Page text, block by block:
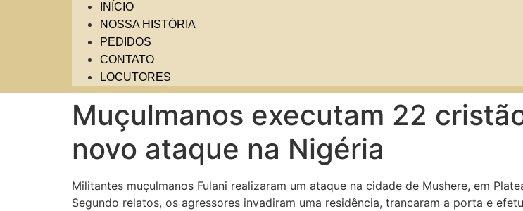
INÍCIO
NOSSA HISTÓRIA
PEDIDOS
CONTATO
LOCUTORES
Muçulmanos executam 22
novo ataque na Nigéria
Militantes muçulmanos Fulani realizaram um ataque na cidade de Mushere, em
Segundo relatos, os agressores invadiram uma residência, trancaram a porta e